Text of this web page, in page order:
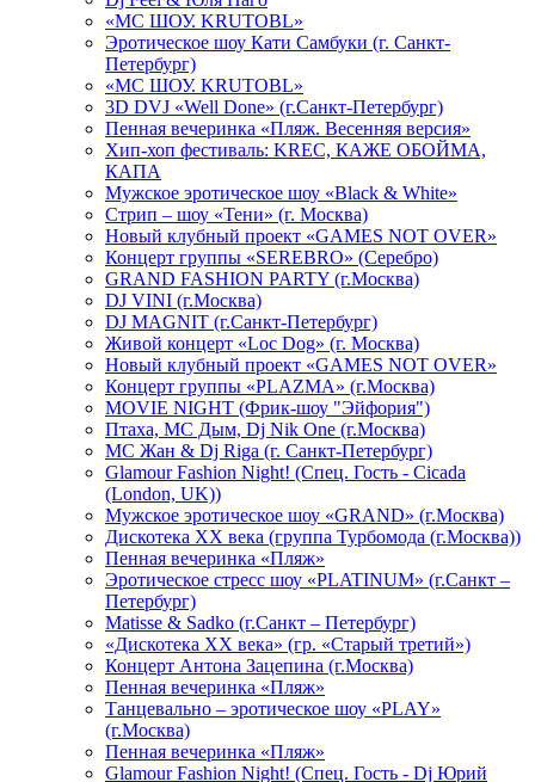
«МС ШОУ. KRUTOBL»
Эротическое шоу Кати Самбуки (г. Санкт-
Петербург)
«МС ШОУ. KRUTOBL»
3D DVJ «Well Done» (г.Санкт-Петербург)
Пенная вечеринка «Пляж. Весенняя версия»
Хип-хоп фестиваль: KREC, КАЖЕ ОБОЙМА,
КАПА
Мужское эротическое шоу «Black & White»
Стрип – шоу «Тени» (г. Москва)
Новый клубный проект «GAMES NOT OVER»
Концерт группы «SEREBRO» (Серебро)
GRAND FASHION PARTY (г.Москва)
DJ VINI (г.Москва)
DJ MAGNIT (г.Санкт-Петербург)
Живой концерт «Loc Dog» (г. Москва)
Новый клубный проект «GAMES NOT OVER»
Концерт группы «PLAZMA» (г.Москва)
MOVIE NIGHT (Фрик-шоу "Эйфория")
Птаха, МС Дым, Dj Nik One (г.Москва)
МС Жан & Dj Riga (г. Санкт-Петербург)
Glamour Fashion Night! (Спец. Гость - Cicada
(London, UK))
Мужское эротическое шоу «GRAND» (г.Москва)
Дискотека XX века (группа Турбомода (г.Москва))
Пенная вечеринка «Пляж»
Эротическое стресс шоу «PLATINUM» (г.Санкт –
Петербург)
Matisse & Sadko (г.Санкт – Петербург)
«Дискотека ХХ века» (гр. «Старый третий»)
Концерт Антона Зацепина (г.Москва)
Пенная вечеринка «Пляж»
Танцевально – эротическое шоу «PLAY»
(г.Москва)
Пенная вечеринка «Пляж»
Glamour Fashion Night! (Спец. Гость - Dj Юрий